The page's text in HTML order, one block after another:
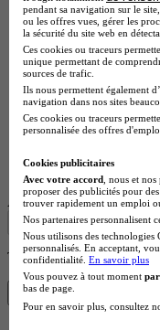
Voir l’établissement
Afficher plus de résultats
Trouve ta FCIL en 1 min
Trouver mon école
pendant sa navigation sur le
ou les offres vues, gérer les
la sécurité du site web en
Ces cookies ou traceurs
unique permettant de
sources de trafic.
Ils nous permettent également
navigation dans nos sites
Ces cookies ou traceurs
personnalisée des offres
Cookies publicitaires
Avec votre accord , nous et
proposer des publicités pour
trouver rapidement un emploi
Nos partenaires personnalisent
Nous utilisons des
personnalisés. En acceptant,
confidentialité. En savoir plus
Vous pouvez à tout moment
bas de page.
Pour en savoir plus, consultez